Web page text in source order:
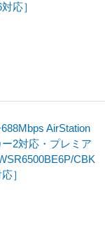
応］
AirStation
2対応・プレミア
CBK
］